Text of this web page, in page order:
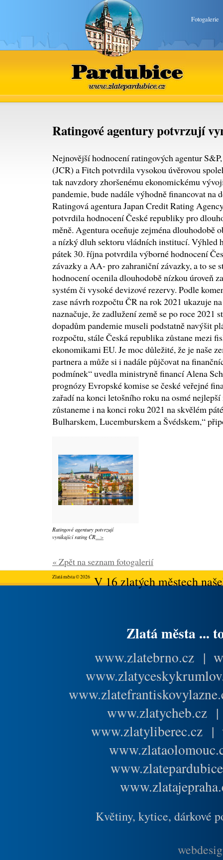
Fotogalerie
Pardubice
www.zlatepardubice.cz
Ratingové agentury potvrzují
Nejnovější hodnocení ratingových agentur
(JCR) a Fitch potvrdila vysokou úvěrovou
tak navzdory zhoršenému ekonomickému
pandemie, bude nadále výhodně financovat
Ratingová agentura Japan Credit Rating
potvrdila hodnocení České republiky pro
měně. Agentura oceňuje zejména dlouhodobě
a nízký dluh sektoru vládních institucí. Výhled
pátek 30. října potvrdila výborné hodnocení
závazky a AA- pro zahraniční závazky, a to se
hodnocení ocenila dlouhodobě nízkou úroveň
systém či vysoké devizové rezervy. Podle
zase návrh rozpočtu ČR na rok 2021 ukazuje
naznačuje, že zadlužení země se po roce 2021
dopadům pandemie museli podstatně navýšit
rozpočtu, stále Česká republika zůstane mezi
ekonomikami EU. Je moc důležité, že je naše
partnera a může si i nadále půjčovat na
podmínek“ uvedla ministryně financí Alena
prognózy Evropské komise se české veřejné
zařadí na konci letošního roku na osmé
zůstaneme i na konci roku 2021 na skvělém
Bulharskem, Lucemburskem a Švédskem,“
Ratingové agentury potvrzují
vynikající rating ČR...>
« Zpět na seznam fotogalerií
Zlatá města © 2026V 16 zlatých městech
Zlatá města ...
www.zlatebrno.cz |
www.zlatycheb.cz
www.zlatyliberec.cz |
Květiny, kytice, dárkové